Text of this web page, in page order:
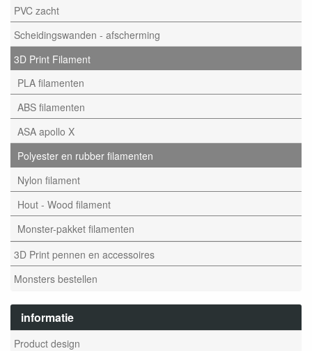
PVC zacht
Scheidingswanden - afscherming
3D Print Filament
PLA filamenten
ABS filamenten
ASA apollo X
Polyester en rubber filamenten
Nylon filament
Hout - Wood filament
Monster-pakket filamenten
3D Print pennen en accessoires
Monsters bestellen
informatie
Product design